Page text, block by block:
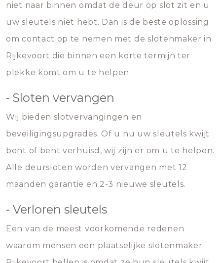
niet naar binnen omdat de deur op slot zit en u
uw sleutels niet hebt. Dan is de beste oplossing
om contact op te nemen met de slotenmaker in
Rijkevoort die binnen een korte termijn ter
plekke komt om u te helpen.
- Sloten vervangen
Wij bieden slotvervangingen en
beveiligingsupgrades. Of u nu uw sleutels kwijt
bent of bent verhuisd, wij zijn er om u te helpen.
Alle deursloten worden vervangen met 12
maanden garantie en 2-3 nieuwe sleutels.
- Verloren sleutels
Een van de meest voorkomende redenen
waarom mensen een plaatselijke slotenmaker